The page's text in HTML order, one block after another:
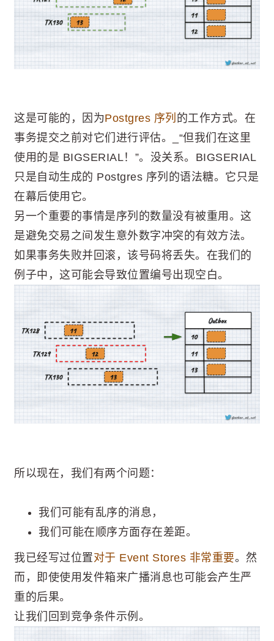
这是可能的，因为Postgres 序列 的工作方式。在
事务提交之前对它们进行评估。_“但我们在这里
使用的是 BIGSERIAL！”。没关系。BIGSERIAL
只是自动生成的 Postgres 序列的语法糖。它只是
在幕后使用它。
另一个重要的事情是序列的数量没有被重用。这
是避免交易之间发生意外数字冲突的有效方法。
如果事务失败并回滚，该号码将丢失。在我们的
例子中，这可能会导致位置编号出现空白。
所以现在，我们有两个问题：
我们可能有乱序的消息，
我们可能在顺序方面存在差距。
我已经写过位置对于 Event Stores 非常重要。然
而，即使使用发件箱来广播消息也可能会产生严
重的后果。
让我们回到竞争条件示例。